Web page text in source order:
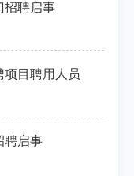
招聘启事
项目聘用人员
聘启事